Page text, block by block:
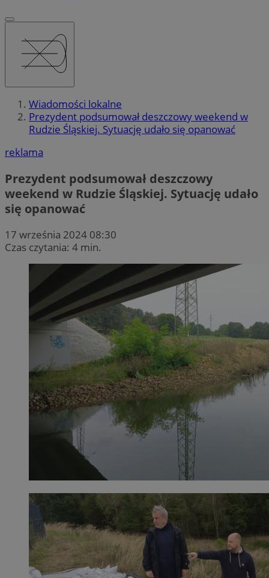
Wiadomości lokalne
Prezydent podsumował deszczowy weekend w
Rudzie Śląskiej. Sytuację udało się opanować
reklama
Prezydent podsumował deszczowy
weekend w Rudzie Śląskiej. Sytuację udało
się opanować
17 września 2024 08:30
Czas czytania: 4 min.